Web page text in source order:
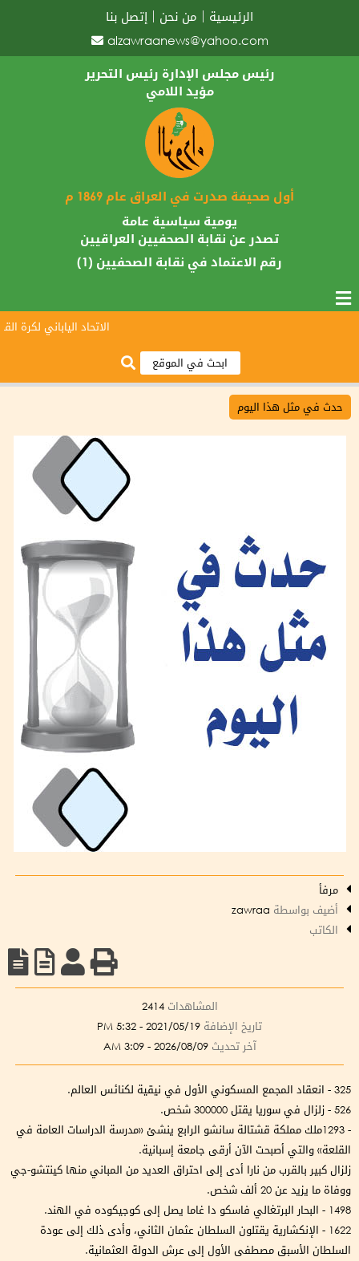
الرئيسية من نحن
إتصل بنا
alzawraanews@yahoo.com
رئيس مجلس الإدارة رئيس التحرير
مؤيد اللامي
أول صحيفة صدرت في العراق عام 1869 م
يومية سياسية عامة
تصدر عن نقابة الصحفيين العراقيين
رقم الاعتماد في نقابة الصحفيين (1)
الاتحاد الياباني لكرة
حدث في مثل هذا اليوم
مرفأ
أضيف بواسطة
الكاتب
المشاهدات 2414
تاريخ الإضافة 2021/05/19 - 5:32 PM
آخر تحديث 2026/08/09 - 3:09 AM
325 - انعقاد المجمع المسكوني الأول في نيقية لكنائس العالم.
526 - زلزال في سوريا يقتل 300000 شخص.
- 1293ملك مملكة قشتالة سانشو الرابع ينشئ «مدرسة الدراسات العامة في
القلعة» والتي أصبحت الآن أرقى جامعة إسبانية.
زلزال كبير بالقرب من نارا أدى إلى احتراق العديد من المباني منھا كينتشو-جي
ووفاة ما يزيد عن 20 ألف شخص.
1498 - البحار البرتغالي فاسكو دا غاما يصل إلى كوجيكوده في الھند.
1622 - الإنكشارية يقتلون السلطان عثمان الثاني، وأدى ذلك إلى عودة
السلطان الأسبق مصطفى الأول إلى عرش الدولة العثمانية.